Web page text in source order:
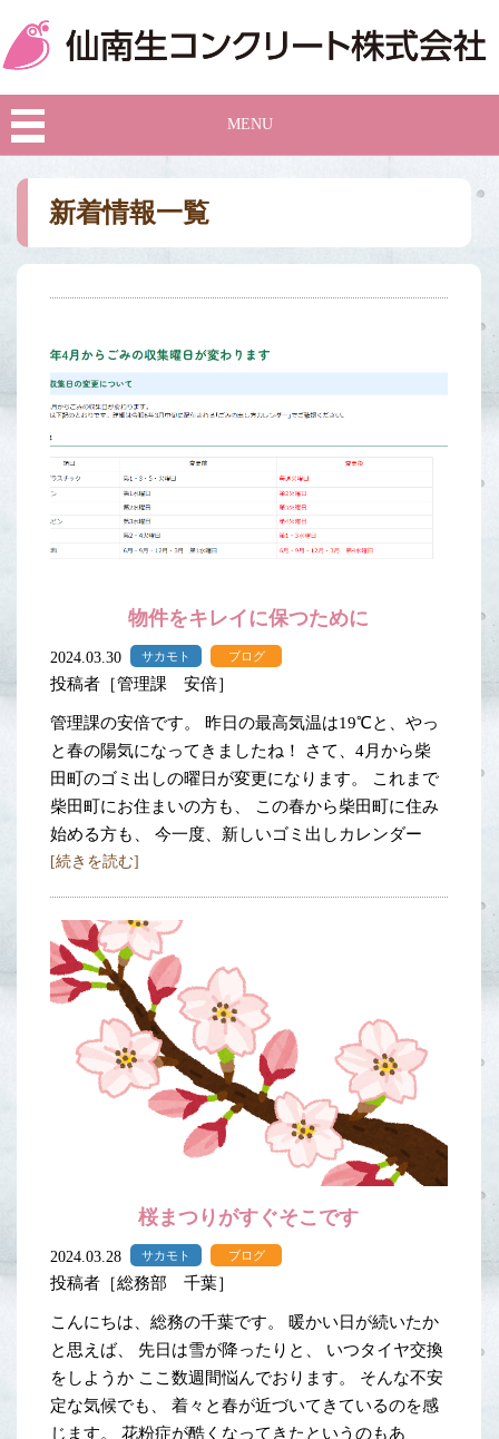
MENU
新着情報一覧
物件をキレイに保つために
2024.03.30 サカモト ブログ
投稿者［管理課 安倍］
管理課の安倍です。 昨日の最高気温は19℃と、やっ
と春の陽気になってきましたね！ さて、4月から柴
田町のゴミ出しの曜日が変更になります。 これまで
柴田町にお住まいの方も、 この春から柴田町に住み
始める方も、 今一度、新しいゴミ出しカレンダー
[続きを読む]
桜まつりがすぐそこです
2024.03.28 サカモト ブログ
投稿者［総務部 千葉］
こんにちは、総務の千葉です。 暖かい日が続いたか
と思えば、 先日は雪が降ったりと、 いつタイヤ交換
をしようか ここ数週間悩んでおります。 そんな不安
定な気候でも、 着々と春が近づいてきているのを感
じます。 花粉症が酷くなってきたというのもあ